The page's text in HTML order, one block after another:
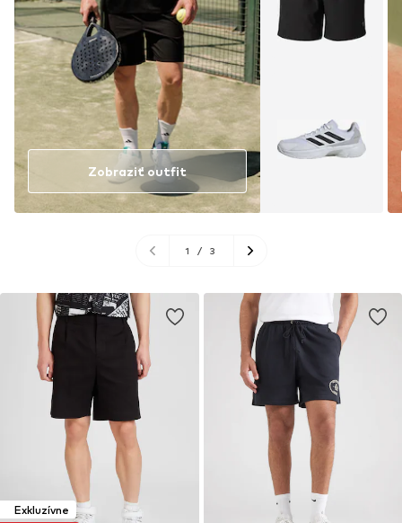
Zobraziť outfit
1 / 3
Exkluzívne